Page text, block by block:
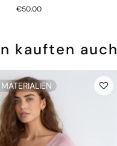
€50.00
kauften auch